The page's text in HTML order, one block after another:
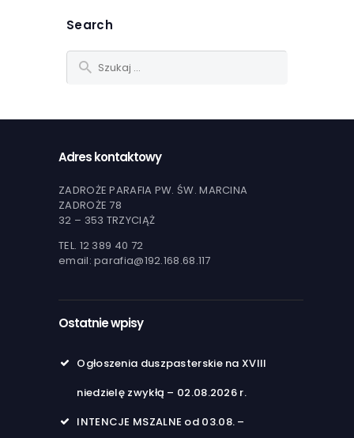
Search
Szukaj:
Adres kontaktowy
ZADROŻE PARAFIA PW. ŚW. MARCINA
ZADROŻE 78
32 – 353 TRZYCIĄŻ
TEL. 12 389 40 72
email: parafia@192.168.68.117
Ostatnie wpisy
Ogłoszenia duszpasterskie na XVIII
niedzielę zwykłą – 02.08.2026 r.
INTENCJE MSZALNE od 03.08. –